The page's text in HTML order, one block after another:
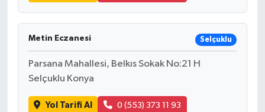
Metin Eczanesi Selçuklu
Parsana Mahallesi, Belkıs Sokak No:21 H
Selçuklu Konya
Yol Tarifi Al 0 (553) 373 11 93